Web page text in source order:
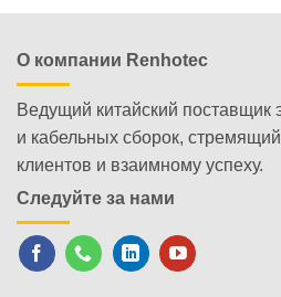
О компании Renhotec
Ведущий китайский поставщик
и кабельных сборок,
клиентов и взаимному успеху.
Следуйте за нами